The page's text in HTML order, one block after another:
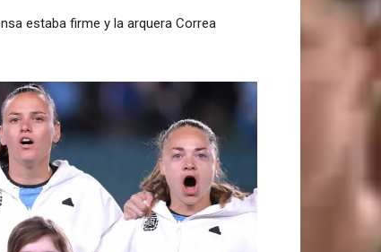
estaba firme y la arquera Correa